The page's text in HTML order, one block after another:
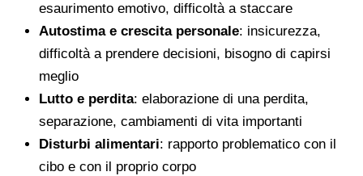
esaurimento emotivo, difficoltà a staccare
Autostima e crescita personale: insicurezza,
difficoltà a prendere decisioni, bisogno di capirsi
meglio
Lutto e perdita: elaborazione di una perdita,
separazione, cambiamenti di vita importanti
Disturbi alimentari: rapporto problematico con il
cibo e con il proprio corpo